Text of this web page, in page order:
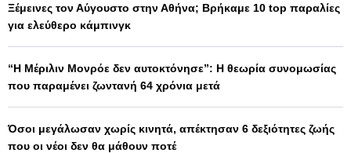
Ξέμεινες τον Αύγουστο στην Αθήνα; Βρήκαμε 10 top παραλίες
για ελεύθερο κάμπινγκ
“Η Μέριλιν Μονρόε δεν αυτοκτόνησε”: Η θεωρία συνομωσίας
που παραμένει ζωντανή 64 χρόνια μετά
Όσοι μεγάλωσαν χωρίς κινητά, απέκτησαν 6 δεξιότητες ζωής
που οι νέοι δεν θα μάθουν ποτέ